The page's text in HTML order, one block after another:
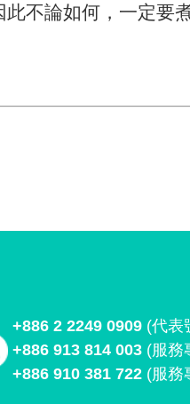
不論如何，一定要
+886 2 2249 0909 (代表
+886 913 814 003(服務
+886 910 381 722(服務